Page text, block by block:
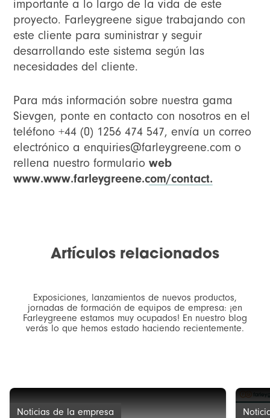
importante a lo largo de la vida de este
proyecto. Farleygreene sigue trabajando con
este cliente para suministrar y seguir
desarrollando este sistema según las
necesidades del cliente.
Para más información sobre nuestra gama
Sievgen, ponte en contacto con nosotros en el
teléfono +44 (0) 1256 474 547, envía un correo
electrónico aenquiries@farleygreene.com o
rellena nuestro formularioweb
www.www.farleygreene.com/contact.
Artículos relacionados
Exposiciones, lanzamientos de nuevos productos,
jornadas de formación de equipos de empresa: ¡en
Farleygreene estamos muy ocupados! En nuestro blog
verás lo que hemos estado haciendo recientemente.
Noticias de la empresa